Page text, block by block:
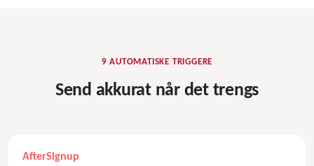
9 AUTOMATISKE TRIGGERE
Send akkurat når det trengs
AfterSignup